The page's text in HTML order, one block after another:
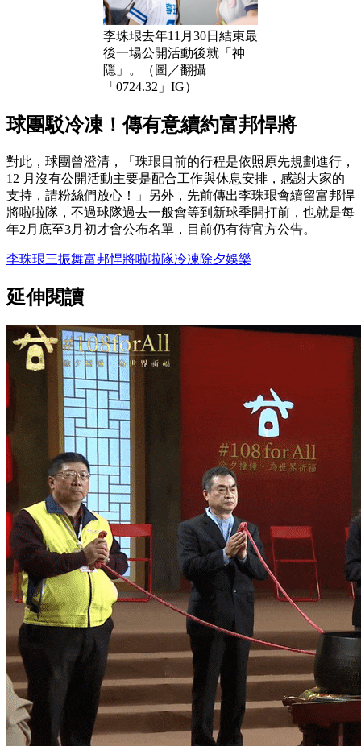
李珠珢去年11月30日結束最
後一場公開活動後就「神
隱」。（圖／翻攝
「0724.32」IG）
球團駁冷凍！傳有意續約富邦悍將
對此，球團曾澄清，「珠珢目前的行程是依照原先規劃進行，
12 月沒有公開活動主要是配合工作與休息安排，感謝大家的
支持，請粉絲們放心！」另外，先前傳出李珠珢會續留富邦悍
將啦啦隊，不過球隊過去一般會等到新球季開打前，也就是每
年2月底至3月初才會公布名單，目前仍有待官方公告。
李珠珢三振舞富邦悍將啦啦隊冷凍除夕娛樂
延伸閱讀